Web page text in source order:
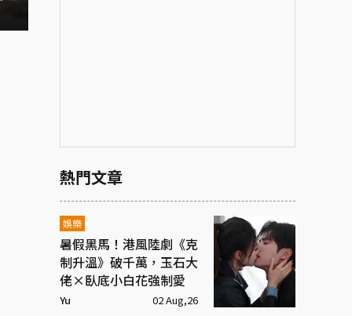
熱門文章
娛樂
暑假黑馬！港風陸劇《克
制升溫》破千萬，玉石大
佬×臥底小白花強制愛
Yu 02 Aug,26